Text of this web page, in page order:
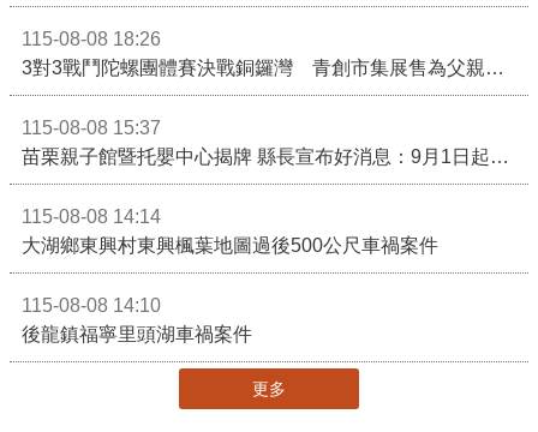
115-08-08 18:26
3對3戰鬥陀螺團體賽決戰銅鑼灣 青創市集展售為父親節增添繽紛
115-08-08 15:37
苗栗親子館暨托嬰中心揭牌 縣長宣布好消息：9月1日起調降臨時托嬰費用
115-08-08 14:14
大湖鄉東興村東興楓葉地圖過後500公尺車禍案件
115-08-08 14:10
後龍鎮福寧里頭湖車禍案件
更多